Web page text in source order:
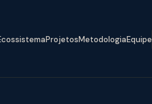
ProjetosMetodologiaEquipe